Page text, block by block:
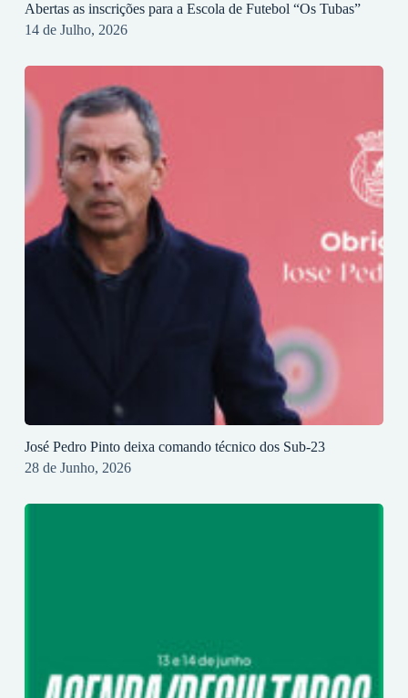
Abertas as inscrições para a Escola de Futebol “Os Tubas”
14 de Julho, 2026
José Pedro Pinto deixa comando técnico dos Sub-23
28 de Junho, 2026